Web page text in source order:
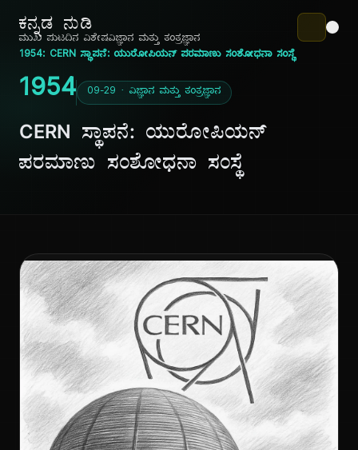
ಕನ್ನಡ ನುಡಿ
ಮುಖ ಪುಟದಿನ ವಿಶೇಷವಿಜ್ಞಾನ ಮತ್ತು ತಂತ್ರಜ್ಞಾನ
1954: CERN ಸ್ಥಾಪನೆ: ಯುರೋಪಿಯನ್ ಪರಮಾಣು ಸಂಶೋಧನಾ ಸಂಸ್ಥೆ
1954 09-29 · ವಿಜ್ಞಾನ ಮತ್ತು ತಂತ್ರಜ್ಞಾನ
CERN ಸ್ಥಾಪನೆ: ಯುರೋಪಿಯನ್
ಪರಮಾಣು ಸಂಶೋಧನಾ ಸಂಸ್ಥೆ